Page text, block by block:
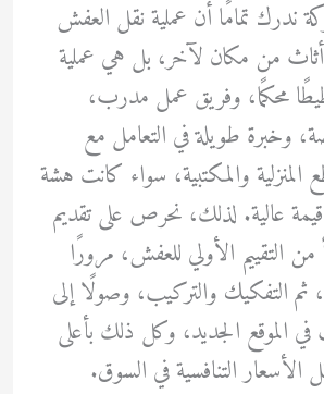
ندرك تمامًا أن عملية نقل العفش
من مكان لآخر، بل هي عملية
محكمًا، وفريق عمل مدرب،
وخبرة طويلة في التعامل مع
المنزلية والمكتبية، سواء كانت هشة
عالية. لذلك، نحرص على تقديم
التقييم الأولي للعفش، مرورًا
ثم التفكيك والتركيب، وصولًا إلى
في الموقع الجديد، وكل ذلك بأعلى
الأسعار التنافسية في السوق.